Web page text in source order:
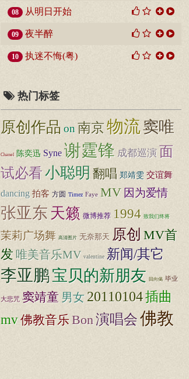
08 从明日开始
09 夜半醉
10 执迷不悔(粤)
热门标签
原创作品 on 南京物流窦唯
Chanel 陈奕迅 Syne 谢霆锋 成都巡演 面
试必看小聪明 翻唱 郑靖雯 交谊舞
dancing 拍客 方圆 Timez Faye MV 因为爱情
张亚东 天籁 微博推荐 1994 致我们终将
茉莉广场舞 高清图片 无奈那天 原创 MV首
发 唯美音乐MV valentine 新闻/其它
李亚鹏宝贝的新朋友 回向偈 毕业
大悲咒 窦靖童 男女 20110104插曲
mv佛教音乐Bon演唱会佛教